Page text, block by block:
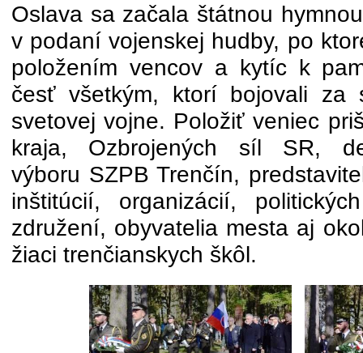
Oslava sa začala štátnou
v podaní vojenskej hudby, po
položením vencov a kytíc k
česť všetkým, ktorí bojovali
svetovej vojne. Položiť veniec
kraja, Ozbrojených síl SR,
výboru SZPB Trenčín,
inštitúcií, organizácií,
združení, obyvatelia mesta aj
žiaci trenčianskych škôl.